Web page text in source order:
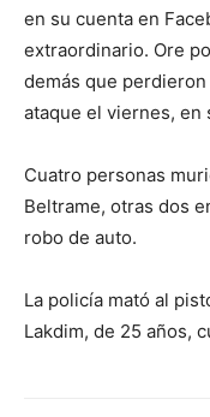
en su cuenta en
extraordinario. Ore
demás que
ataque el viernes, en
Cuatro personas
Beltrame, otras dos
robo de auto.
La policía mató al
Lakdim, de 25 años,